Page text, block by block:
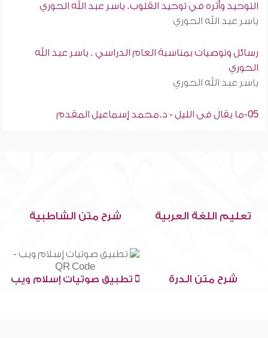
التوحيد وأثره في توحيد القلوب. ياسر عبد الله الحوري
ياسر عبد الله الحوري
رسائل وتوصيات بمناسبة العام الدراسي . ياسر عبد الله
الحوري
ياسر عبد الله الحوري
05-ما يقال فى الليل - د.محمد إسماعيل المقدم
تعليم اللغة العربية شرح متن الشاطبية
شرح متن الدرة تطبيق صوتيات إسلام ويب